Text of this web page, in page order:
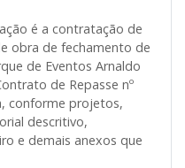
é a contratação de
obra de fechamento de
de Eventos Arnaldo
de Repasse nº
conforme projetos,
descritivo,
e demais anexos que